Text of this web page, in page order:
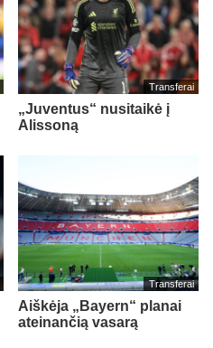
Transferai
„Juventus“ nusitaikė į
Alissoną
Transferai
Aiškėja „Bayern“ planai
ateinančią vasarą